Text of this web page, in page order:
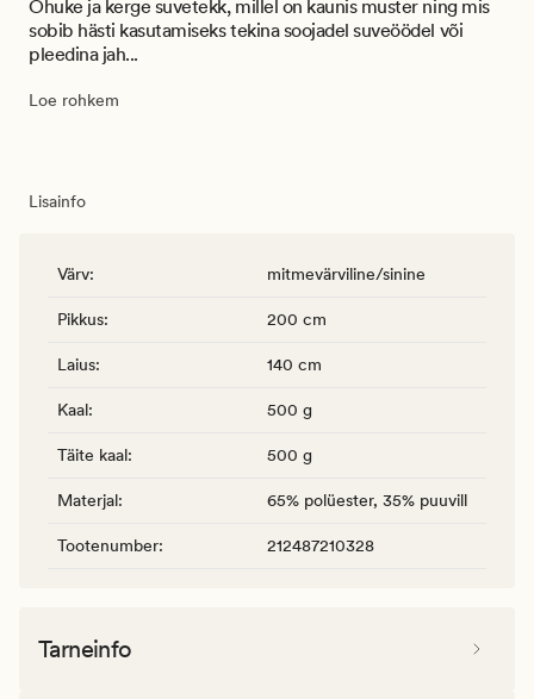
Õhuke ja kerge suvetekk, millel on kaunis muster ning mis
sobib hästi kasutamiseks tekina soojadel suveöödel või
pleedina jah...
Loe rohkem
Lisainfo
Värv: mitmevärviline/sinine
Pikkus: 200 cm
Laius: 140 cm
Kaal: 500 g
Täite kaal: 500 g
Materjal: 65% polüester, 35% puuvill
Tootenumber: 212487210328
Tarneinfo